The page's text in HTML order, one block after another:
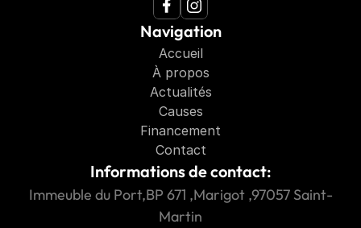
Navigation
Accueil
À propos
Actualités
Causes
Financement
Contact
Informations de contact:
Immeuble du Port,BP 671 ,Marigot ,97057 Saint-
Martin